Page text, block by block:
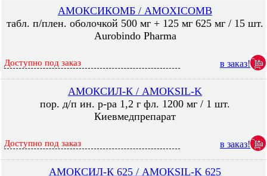
АМОКСИКОМБ / AMOXICOMB
табл. п/плен. оболочкой 500 мг + 125 мг 625 мг / 15 шт.
Aurobindo Pharma
Доступно под заказ в заказ!
АМОКСИЛ-К / AMOKSIL-K
пор. д/п ин. р-ра 1,2 г фл. 1200 мг / 1 шт.
Киевмедпрепарат
Доступно под заказ в заказ!
АМОКСИЛ-К 625 / AMOKSIL-K 625